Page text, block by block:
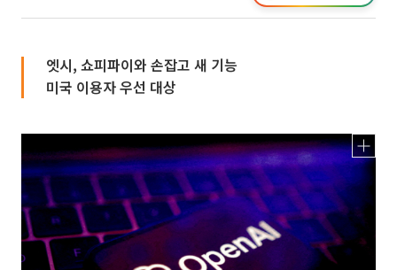
엣시, 쇼피파이와 손잡고 새 기능
미국 이용자 우선 대상